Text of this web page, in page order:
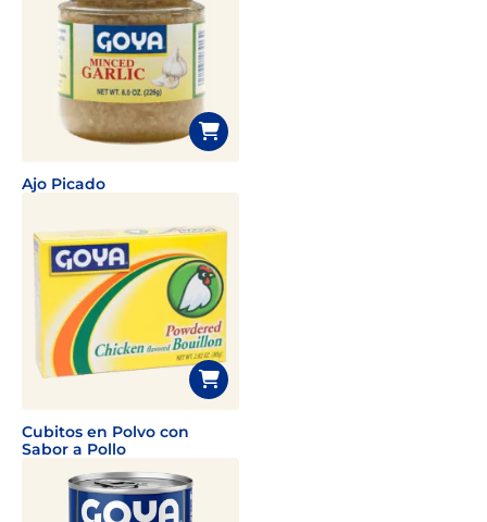
Ajo Picado
Cubitos en Polvo con
Sabor a Pollo